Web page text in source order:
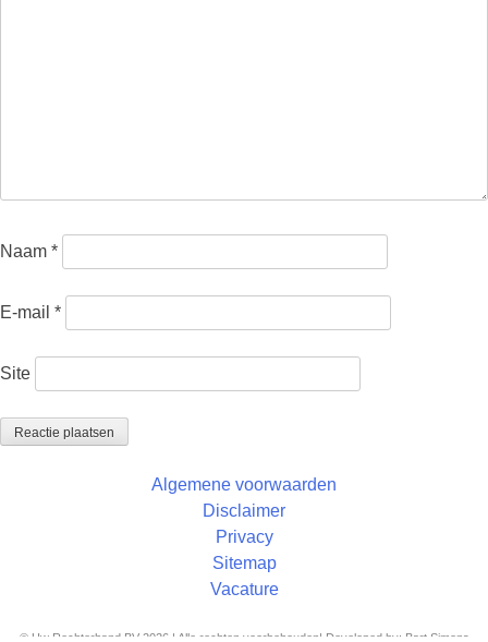
Naam *
E-mail *
Site
Algemene voorwaarden
Disclaimer
Privacy
Sitemap
Vacature
© Uw Rechterhand BV 2026 | Alle rechten voorbehouden| Developed by: Bart Simons